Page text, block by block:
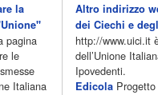
la
pagina
le
Italiana
Altro indirizzo
dei Ciechi e
http://www.uici.it
dell’Unione
Ipovedenti.
Edicola